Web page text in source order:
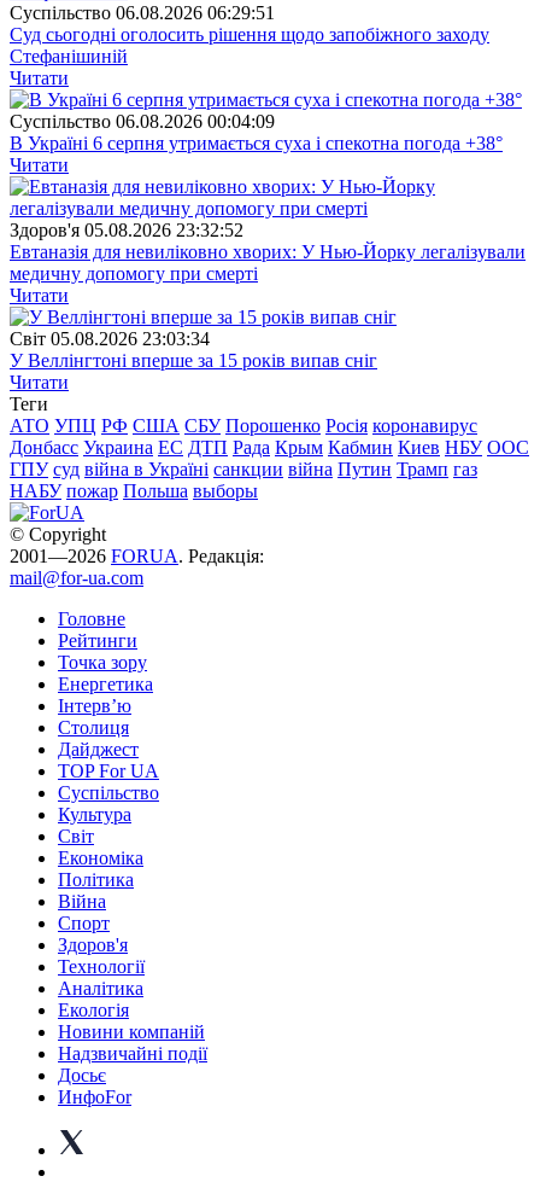
Суспiльство 06.08.2026 06:29:51
Суд сьогодні оголосить рішення щодо запобіжного заходу
Стефанішиній
Читати
Суспiльство 06.08.2026 00:04:09
В Україні 6 серпня утримається суха і спекотна погода +38°
Читати
Здоров'я 05.08.2026 23:32:52
Евтаназія для невиліковно хворих: У Нью-Йорку легалізували
медичну допомогу при смерті
Читати
Свiт 05.08.2026 23:03:34
У Веллінгтоні вперше за 15 років випав сніг
Читати
Теги
АТО УПЦ РФ США СБУ Порошенко Росія коронавирус
Донбасс Украина ЕС ДТП Рада Крым Кабмин Киев НБУ ООС
ГПУ суд війна в Україні санкции війна Путин Трамп газ
НАБУ пожар Польша выборы
© Copyright
2001—2026 FORUA. Редакція:
mail@for-ua.com
Головне
Рейтинги
Точка зору
Енергетика
Інтерв’ю
Столиця
Дайджест
TOP For UA
Суспiльство
Культура
Світ
Економіка
Політика
Війна
Спорт
Здоров'я
Технології
Аналітика
Екологія
Новини компаній
Надзвичайні події
Досьє
ИнфоFor